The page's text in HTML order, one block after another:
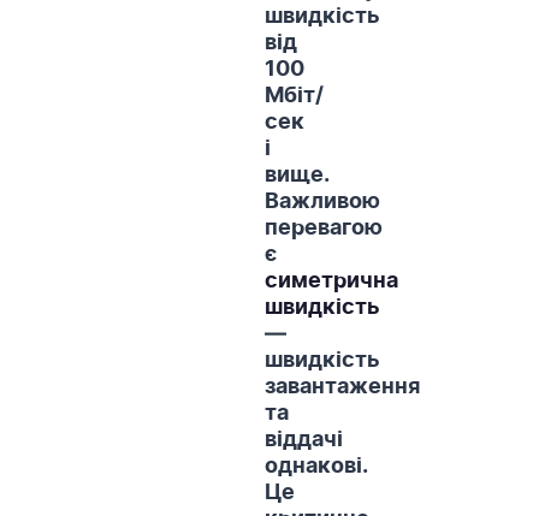
швидкість
від
100
Мбіт/
сек
і
вище.
Важливою
перевагою
є
симетрична
швидкість
—
швидкість
завантаження
та
віддачі
однакові.
Це